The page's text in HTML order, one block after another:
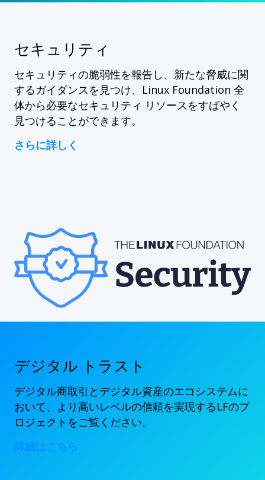
セキュリティ
セキュリティの脆弱性を報告し、新たな脅威に関
するガイダンスを見つけ、Linux Foundation 全
体から必要なセキュリティ リソースをすばやく
見つけることができます。
さらに詳しく
デジタル トラスト
デジタル商取引とデジタル資産のエコシステムに
おいて、より高いレベルの信頼を実現するLFのプ
ロジェクトをご覧ください。
詳細はこちら